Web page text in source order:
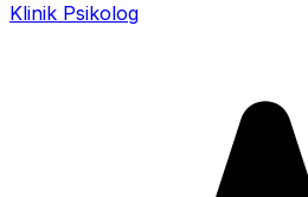
Klinik Psikolog